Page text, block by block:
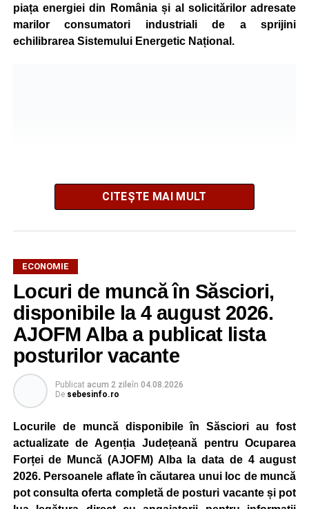
piața energiei din România și al solicitărilor adresate
marilor consumatori industriali de a sprijini
echilibrarea Sistemului Energetic Național.
Potrivit unui comunicat al companiei, măsura va fi aplicată
gradual, în funcție de necesitățile sistemului energetic.
Reprezentanții Kronospan precizează că evoluția situației
este monitorizată permanent, iar activitatea va reveni la
capacitate normală imediat ce condițiile vor permite.
Compania dă asigurări că oprirea temporară a unor linii
de producție nu va afecta livrările către clienți.
Kronospan se numără printre cei mai mari consumatori de
energie electrică din România. O parte din necesarul
energetic este acoperită prin producția proprie de energie,
realizată cu ajutorul panourilor fotovoltaice și al unităților
de cogenerare.
Reprezentanții companiei afirmă că vor continua
CITEȘTE MAI MULT
ECONOMIE
Locuri de muncă în Săsciori,
disponibile la 4 august 2026.
AJOFM Alba a publicat lista
posturilor vacante
Publicat acum 2 zileîn 04.08.2026
De sebesinfo.ro
Locurile de muncă disponibile în Săsciori au fost
actualizate de Agenția Județeană pentru Ocuparea
Forței de Muncă (AJOFM) Alba la data de 4 august
2026. Persoanele aflate în căutarea unui loc de muncă
pot consulta oferta completă de posturi vacante și pot